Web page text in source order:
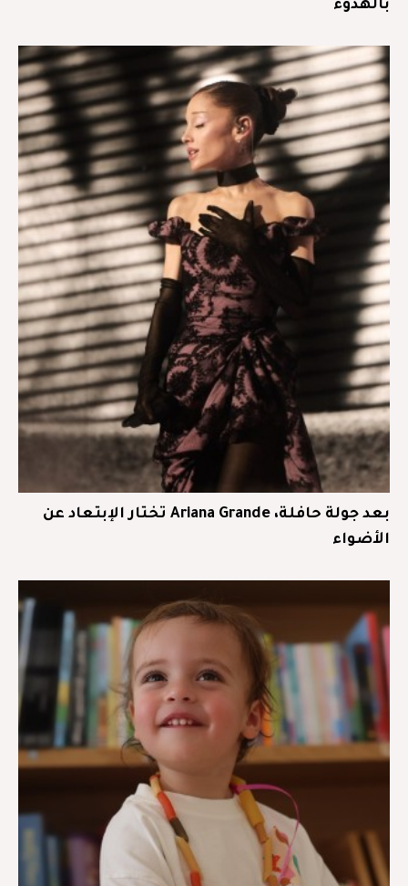
بالهدوء
بعد جولة حافلة، Ariana Grande تختار الإبتعاد عن
الأضواء